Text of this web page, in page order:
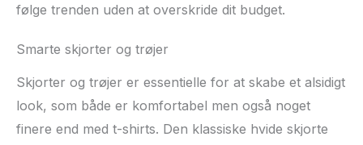
følge trenden uden at overskride dit budget.
Smarte skjorter og trøjer
Skjorter og trøjer er essentielle for at skabe et alsidigt
look, som både er komfortabel men også noget
finere end med t-shirts. Den klassiske hvide skjorte